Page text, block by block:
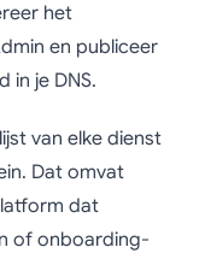
het
en publiceer
in je DNS.
van elke dienst
Dat omvat
dat
of onboarding-